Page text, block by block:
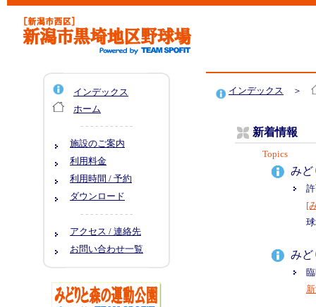
インデックス
ホーム
- - - - - - - - - - -
施設のご案内
利用料金
利用時間 / 予約
ダウンロード
- - - - - - - - - - -
アクセス / 連絡先
お問い合わせ一覧
インデックス ＞
新着情報